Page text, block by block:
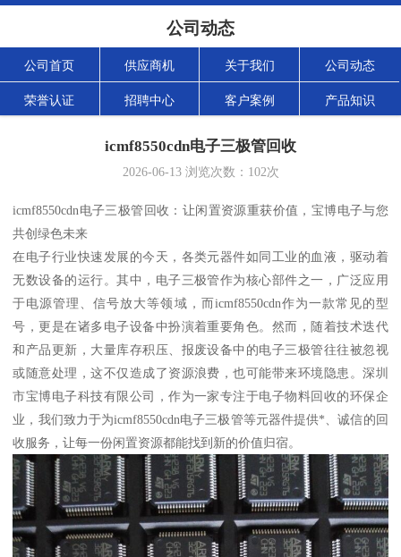
公司动态
公司首页 供应商机 关于我们 公司动态
荣誉认证 招聘中心 客户案例 产品知识
icmf8550cdn电子三极管回收
2026-06-13浏览次数： 102次
icmf8550cdn电子三极管回收：让闲置资源重获价值，宝博电子与您
共创绿色未来
在电子行业快速发展的今天，各类元器件如同工业的血液，驱动着
无数设备的运行。其中，电子三极管作为核心部件之一，广泛应用
于电源管理、信号放大等领域，而icmf8550cdn作为一款常见的型
号，更是在诸多电子设备中扮演着重要角色。然而，随着技术迭代
和产品更新，大量库存积压、报废设备中的电子三极管往往被忽视
或随意处理，这不仅造成了资源浪费，也可能带来环境隐患。深圳
市宝博电子科技有限公司，作为一家专注于电子物料回收的环保企
业，我们致力于为icmf8550cdn电子三极管等元器件提供*、诚信的回
收服务，让每一份闲置资源都能找到新的价值归宿。